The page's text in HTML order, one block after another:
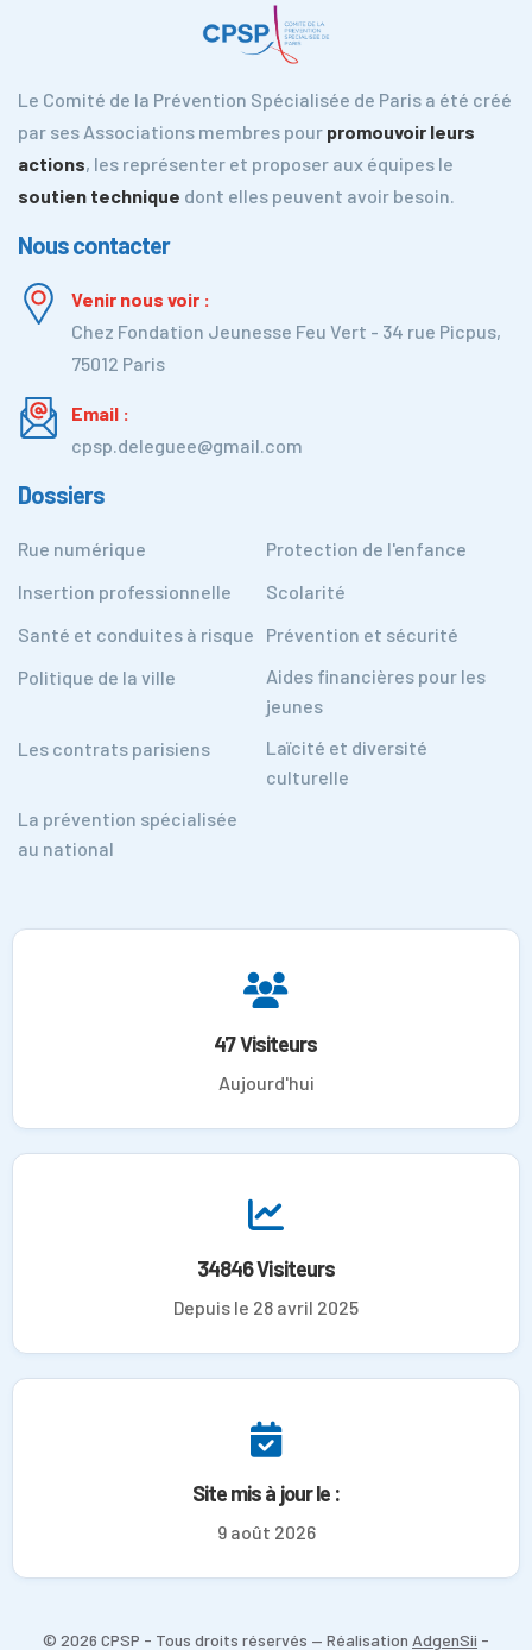
Le Comité de la Prévention Spécialisée de Paris a été créé
par ses Associations membres pour promouvoir leurs
actions, les représenter et proposer aux équipes le
soutien technique dont elles peuvent avoir besoin.
Nous contacter
Venir nous voir :
Chez Fondation Jeunesse Feu Vert - 34 rue Picpus,
75012 Paris
Email :
cpsp.deleguee@gmail.com
Dossiers
Rue numérique
Protection de l'enfance
Insertion professionnelle
Scolarité
Santé et conduites à risque
Prévention et sécurité
Politique de la ville
Aides financières pour les
jeunes
Les contrats parisiens
Laïcité et diversité
culturelle
La prévention spécialisée
au national
47 Visiteurs
Aujourd'hui
34846 Visiteurs
Depuis le 28 avril 2025
Site mis à jour le :
9 août 2026
© 2026 CPSP - Tous droits réservés — Réalisation AdgenSii -